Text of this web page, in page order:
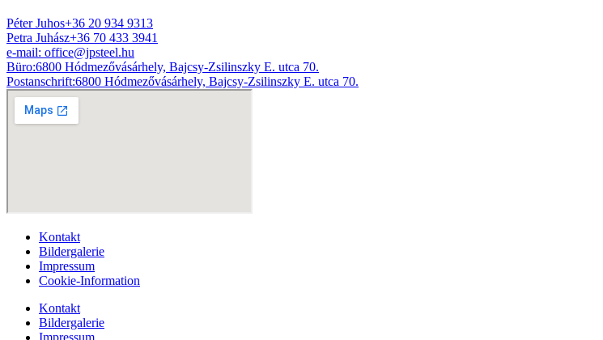
Péter Juhos+36 20 934 9313
Petra Juhász+36 70 433 3941
e-mail: office@jpsteel.hu
Büro:6800 Hódmezővásárhely, Bajcsy-Zsilinszky E. utca 70.
Postanschrift:6800 Hódmezővásárhely, Bajcsy-Zsilinszky E. utca 70.
Kontakt
Bildergalerie
Impressum
Cookie-Information
Kontakt
Bildergalerie
Impressum